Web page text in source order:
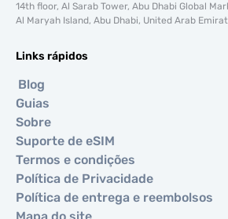
14th floor, Al Sarab Tower, Abu Dhabi Global
Al Maryah Island, Abu Dhabi, United Arab
Links rápidos
Blog
Guias
Sobre
Suporte de eSIM
Termos e condições
Política de Privacidade
Política de entrega e reembolsos